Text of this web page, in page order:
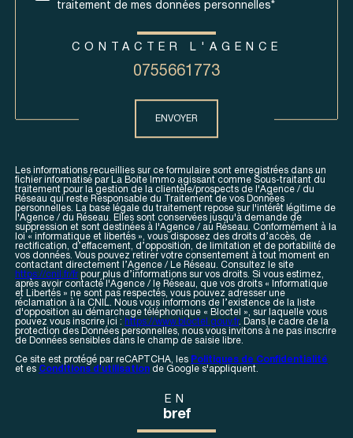
traitement de mes données personnelles*
CONTACTER L'AGENCE
0755661773
ENVOYER
Les informations recueillies sur ce formulaire sont enregistrées dans un
fichier informatisé par La Boite Immo agissant comme Sous-traitant du
traitement pour la gestion de la clientèle/prospects de l'Agence / du
Réseau qui reste Responsable du Traitement de vos Données
personnelles. La base légale du traitement repose sur l'intérêt légitime de
l'Agence / du Réseau. Elles sont conservées jusqu'à demande de
suppression et sont destinées à l'Agence / au Réseau. Conformément à la
loi « informatique et libertés », vous disposez des droits d’accès, de
rectification, d’effacement, d’opposition, de limitation et de portabilité de
vos données. Vous pouvez retirer votre consentement à tout moment en
contactant directement l’Agence / Le Réseau. Consultez le site
https://cnil.fr/frpour plus d’informations sur vos droits. Si vous estimez,
après avoir contacté l'Agence / le Réseau, que vos droits « Informatique
et Libertés » ne sont pas respectés, vous pouvez adresser une
réclamation à la CNIL. Nous vous informons de l’existence de la liste
d'opposition au démarchage téléphonique « Bloctel », sur laquelle vous
pouvez vous inscrire ici : https://www.bloctel.gouv.fr. Dans le cadre de la
protection des Données personnelles, nous vous invitons à ne pas inscrire
de Données sensibles dans le champ de saisie libre.
Ce site est protégé par reCAPTCHA, les Politiques de Confidentialité
et es Conditions d'utilisation de Google s'appliquent.
EN
bref